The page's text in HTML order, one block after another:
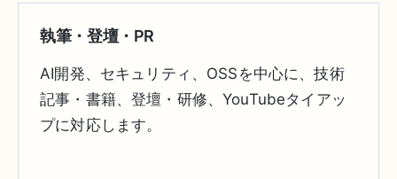
執筆・登壇・PR
AI開発、セキュリティ、OSSを中心に、技術
記事・書籍、登壇・研修、YouTubeタイアッ
プに対応します。